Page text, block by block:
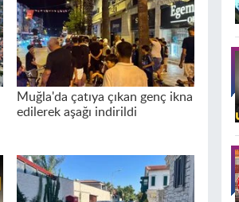
Muğla'da çatıya çıkan genç ikna
edilerek aşağı indirildi